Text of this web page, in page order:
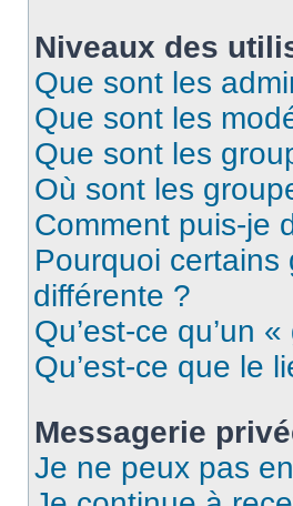
Niveaux des
Que sont les
Que sont les
Que sont les
Où sont les
Comment puis-je
Pourquoi certains
différente ?
Qu’est-ce qu’un
Qu’est-ce que le
Messagerie
Je ne peux pas